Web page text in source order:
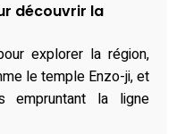
découvrir la
explorer la région,
le temple Enzo-ji, et
empruntant la ligne